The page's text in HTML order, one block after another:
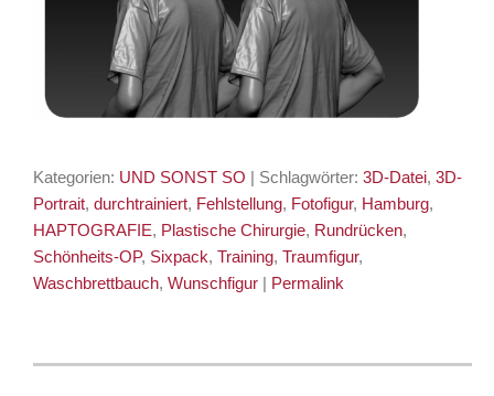
Kategorien: UND SONST SO | Schlagwörter:3D-Datei,3D-
Portrait,durchtrainiert, Fehlstellung, Fotofigur, Hamburg,
HAPTOGRAFIE, Plastische Chirurgie, Rundrücken,
Schönheits-OP, Sixpack,Training,Traumfigur,
Waschbrettbauch,Wunschfigur | Permalink